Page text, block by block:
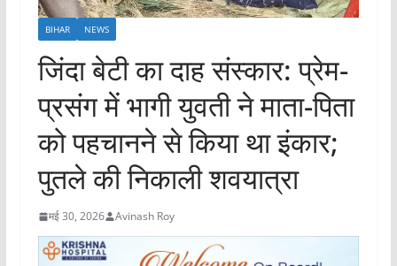
BIHAR NEWS
जिंदा बेटी का दाह संस्कार: प्रेम-
प्रसंग में भागी युवती ने माता-पिता
को पहचानने से किया था इंकार;
पुतले की निकाली शवयात्रा
मई 30, 2026 Avinash Roy